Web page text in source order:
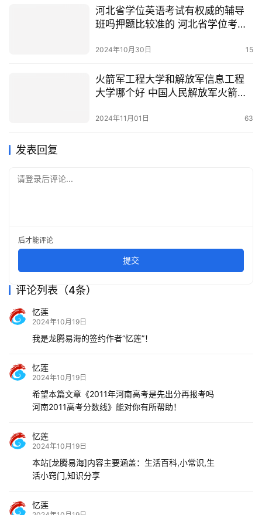
河北省学位英语考试有权威的辅导
班吗押题比较准的 河北省学位考试
2024年10月30日 15
火箭军工程大学和解放军信息工程
大学哪个好 中国人民解放军火箭军
2024年11月01日 63
发表回复
请登录后评论...
后才能评论
提交
评论列表（4条）
忆莲
2024年10月19日
我是龙腾易海的签约作者“忆莲”！
忆莲
2024年10月19日
希望本篇文章《2011年河南高考是先出分再报考吗
河南2011高考分数线》能对你有所帮助！
忆莲
2024年10月19日
本站[龙腾易海]内容主要涵盖：生活百科,小常识,生
活小窍门,知识分享
忆莲